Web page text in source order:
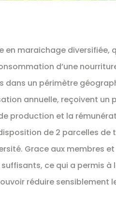
en maraichage
d’une
un périmètre
annuelle, reçoivent un
production et la
de 2 parcelles
Grace aux membres
ce qui a permis à
réduire sensiblement